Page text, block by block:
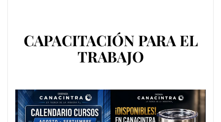
CAPACITACIÓN PARA EL
TRABAJO